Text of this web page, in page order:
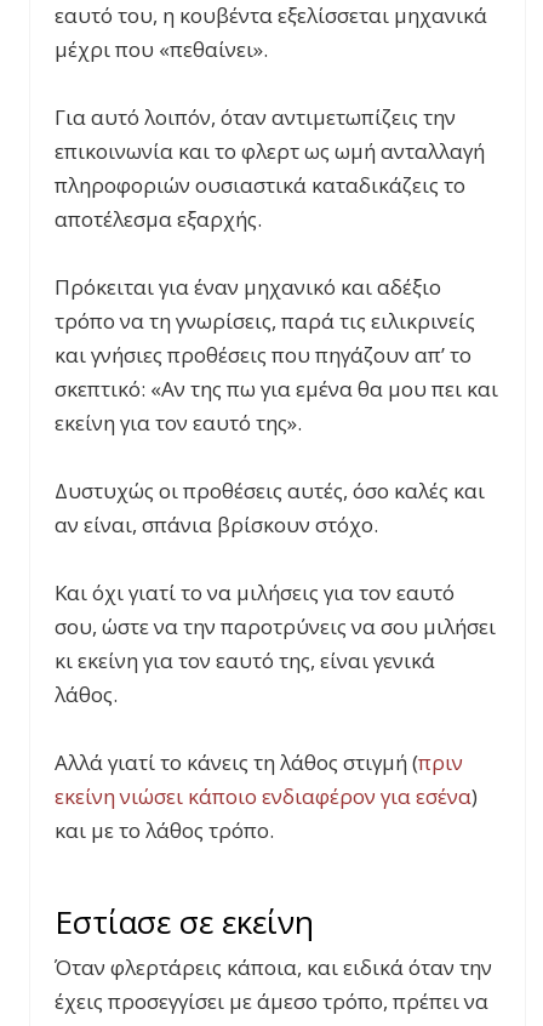
εαυτό του, η κουβέντα εξελίσσεται μηχανικά
μέχρι που «πεθαίνει».
Για αυτό λοιπόν, όταν αντιμετωπίζεις την
επικοινωνία και το φλερτ ως ωμή ανταλλαγή
πληροφοριών ουσιαστικά καταδικάζεις το
αποτέλεσμα εξαρχής.
Πρόκειται για έναν μηχανικό και αδέξιο
τρόπο να τη γνωρίσεις, παρά τις ειλικρινείς
και γνήσιες προθέσεις που πηγάζουν απ’ το
σκεπτικό: «Αν της πω για εμένα θα μου πει και
εκείνη για τον εαυτό της».
Δυστυχώς οι προθέσεις αυτές, όσο καλές και
αν είναι, σπάνια βρίσκουν στόχο.
Και όχι γιατί το να μιλήσεις για τον εαυτό
σου, ώστε να την παροτρύνεις να σου μιλήσει
κι εκείνη για τον εαυτό της, είναι γενικά
λάθος.
Αλλά γιατί το κάνεις τη λάθος στιγμή (πριν
εκείνη νιώσει κάποιο ενδιαφέρον για εσένα)
και με το λάθος τρόπο.
Εστίασε σε εκείνη
Όταν φλερτάρεις κάποια, και ειδικά όταν την
έχεις προσεγγίσει με άμεσο τρόπο, πρέπει να